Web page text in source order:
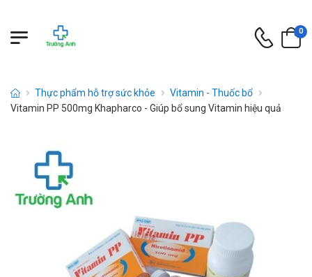
0
Thực phẩm hỗ trợ sức khỏe
Vitamin - Thuốc bổ
Vitamin PP 500mg Khapharco - Giúp bổ sung Vitamin hiệu quả